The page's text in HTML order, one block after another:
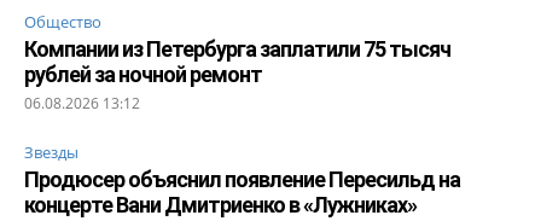
Общество
Компании из Петербурга заплатили 75 тысяч
рублей за ночной ремонт
06.08.2026 13:12
Звезды
Продюсер объяснил появление Пересильд на
концерте Вани Дмитриенко в «Лужниках»